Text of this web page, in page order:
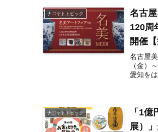
ナゴヤトトピック
名古
120周
開催
名古屋
（金）
愛知を
ナゴヤトトピック
「1
展）